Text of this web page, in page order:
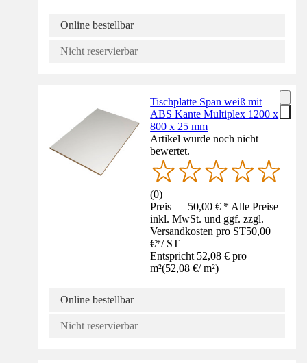
Online bestellbar
Nicht reservierbar
Tischplatte Span weiß mit
ABS Kante Multiplex 1200 x
800 x 25 mm
Artikel wurde noch nicht
bewertet.
(0)
Preis — 50,00 € * Alle Preise
inkl. MwSt. und ggf. zzgl.
Versandkosten pro ST50,00
€*/ ST
Entspricht 52,08 € pro
m²(52,08 €/ m²)
Online bestellbar
Nicht reservierbar